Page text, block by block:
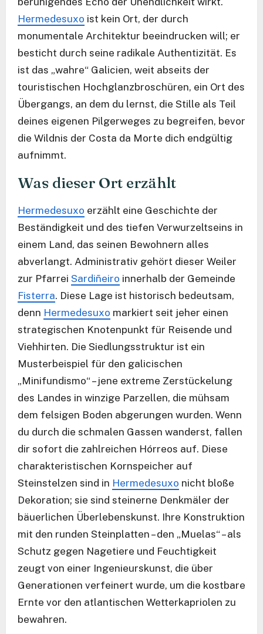
Hermedesuxo ist kein Ort, der durch
monumentale Architektur beeindrucken will; er
besticht durch seine radikale Authentizität. Es
ist das „wahre“ Galicien, weit abseits der
touristischen Hochglanzbroschüren, ein Ort des
Übergangs, an dem du lernst, die Stille als Teil
deines eigenen Pilgerweges zu begreifen, bevor
die Wildnis der Costa da Morte dich endgültig
aufnimmt.
Was dieser Ort erzählt
Hermedesuxo erzählt eine Geschichte der
Beständigkeit und des tiefen Verwurzeltseins in
einem Land, das seinen Bewohnern alles
abverlangt. Administrativ gehört dieser Weiler
zur Pfarrei Sardiñeiro innerhalb der Gemeinde
Fisterra. Diese Lage ist historisch bedeutsam,
denn Hermedesuxo markiert seit jeher einen
strategischen Knotenpunkt für Reisende und
Viehhirten. Die Siedlungsstruktur ist ein
Musterbeispiel für den galicischen
„Minifundismo“ – jene extreme Zerstückelung
des Landes in winzige Parzellen, die mühsam
dem felsigen Boden abgerungen wurden. Wenn
du durch die schmalen Gassen wanderst, fallen
dir sofort die zahlreichen Hórreos auf. Diese
charakteristischen Kornspeicher auf
Steinstelzen sind in Hermedesuxo nicht bloße
Dekoration; sie sind steinerne Denkmäler der
bäuerlichen Überlebenskunst. Ihre Konstruktion
mit den runden Steinplatten – den „Muelas“ – als
Schutz gegen Nagetiere und Feuchtigkeit
zeugt von einer Ingenieurskunst, die über
Generationen verfeinert wurde, um die kostbare
Ernte vor den atlantischen Wetterkapriolen zu
bewahren.